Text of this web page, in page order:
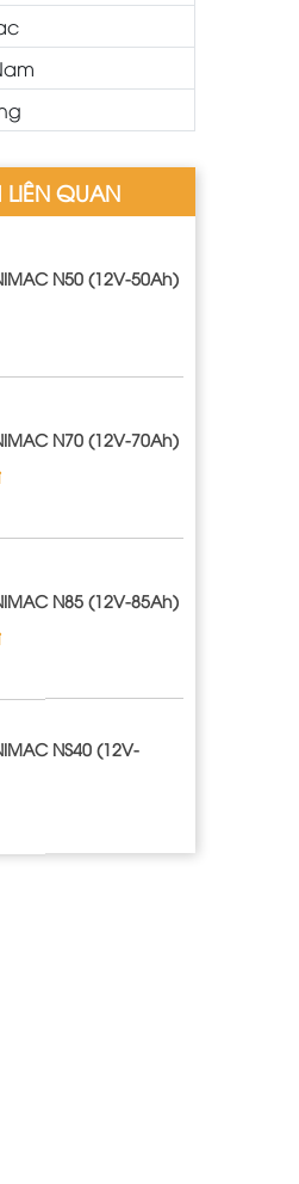
QUAN
N50 (12V-50Ah)
N70 (12V-70Ah)
N85 (12V-85Ah)
NS40 (12V-